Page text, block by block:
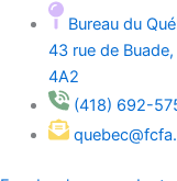
Bureau du
43 rue de
4A2
(418) 692-